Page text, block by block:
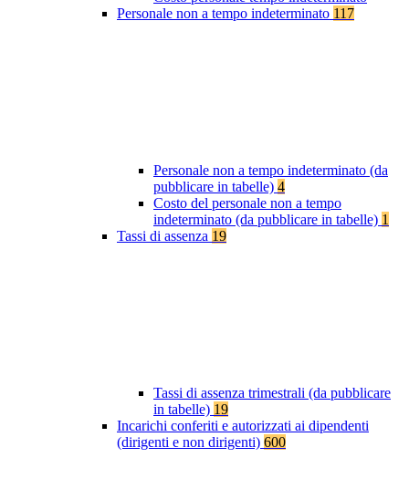
Personale non a tempo indeterminato 117
Personale non a tempo indeterminato (da
pubblicare in tabelle) 4
Costo del personale non a tempo
indeterminato (da pubblicare in tabelle) 1
Tassi di assenza 19
Tassi di assenza trimestrali (da pubblicare
in tabelle) 19
Incarichi conferiti e autorizzati ai dipendenti
(dirigenti e non dirigenti) 600